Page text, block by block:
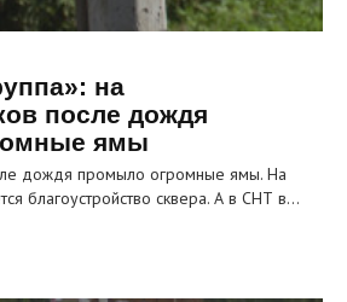
на
после дождя
ямы
дождя промыло огромные ямы. На
благоустройство сквера. А в СНТ в…